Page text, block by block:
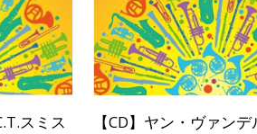
スミス
【CD】ヤン・ヴァン